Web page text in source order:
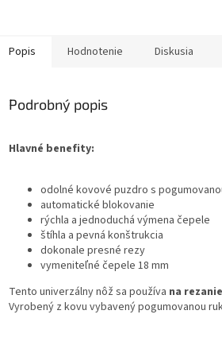
Popis Hodnotenie Diskusia
Podrobný popis
Hlavné benefity:
odolné kovové puzdro s
automatické blokovanie
rýchla a jednoduchá výmena čepele
štíhla a pevná konštrukcia
dokonale presné rezy
vymeniteľné čepele 18 mm
Tento univerzálny nôž sa používa na
Vyrobený z kovu vybavený pogumovanou